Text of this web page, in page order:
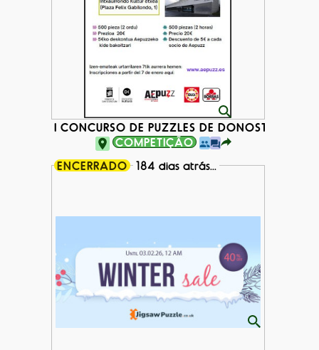
I CONCURSO DE PUZZLES DE DONOSTIA
COMPETIÇÃO
ENCERRADO
184 dias atrás...